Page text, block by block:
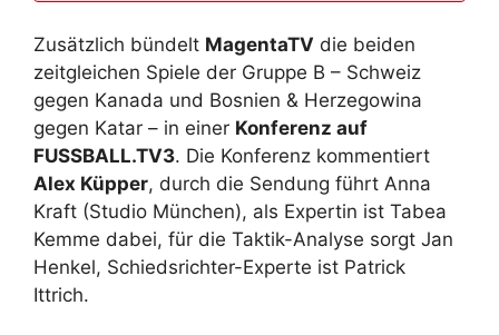
Zusätzlich bündelt MagentaTV die beiden
zeitgleichen Spiele der Gruppe B – Schweiz
gegen Kanada und Bosnien & Herzegowina
gegen Katar – in einer Konferenz auf
FUSSBALL.TV3. Die Konferenz kommentiert
Alex Küpper, durch die Sendung führt Anna
Kraft (Studio München), als Expertin ist Tabea
Kemme dabei, für die Taktik-Analyse sorgt Jan
Henkel, Schiedsrichter-Experte ist Patrick
Ittrich.